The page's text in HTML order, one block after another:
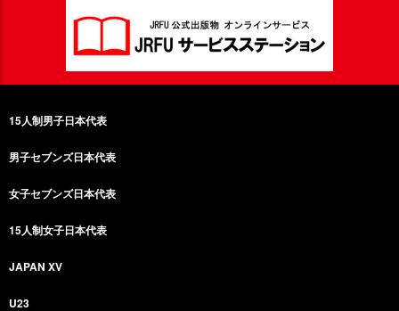
15人制男子日本代表
男子セブンズ日本代表
女子セブンズ日本代表
15人制女子日本代表
JAPAN XV
U23